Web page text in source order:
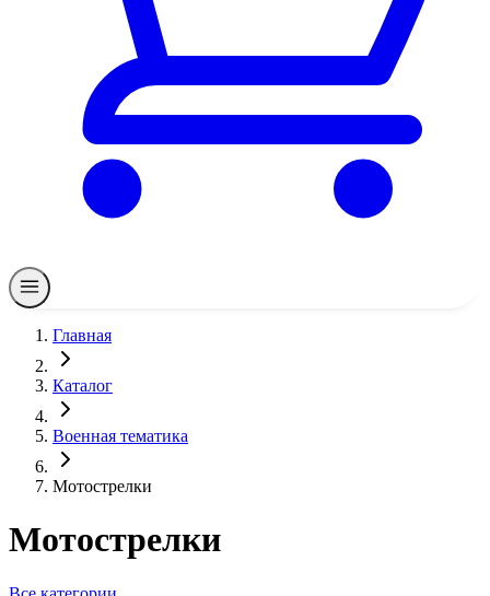
Главная
Каталог
Военная тематика
Мотострелки
Мотострелки